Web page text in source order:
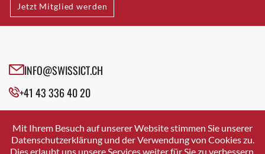
Bülach
Cazis
Crissier
Davos Platz
Dierikon
Dietikon
Jetzt Mitglied werden
INFO@SWISSICT.CH
+41 43 336 40 20
SWISSICT
VULKANSTRASSE 120
8048 ZURICH
Mit Ihrem Besuch auf unserer Website stimmen Sie unserer
Datenschutzerklärung und der Verwendung von Cookies zu.
Dies erlaubt uns unsere Services weiter für Sie zu verbessern.